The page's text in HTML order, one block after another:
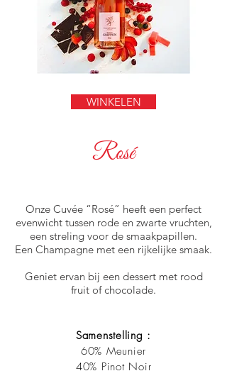
WINKELEN
Rosé
Onze Cuvée “Rosé” heeft een perfect
evenwicht tussen rode en zwarte vruchten,
een streling voor de smaakpapillen.
Een Champagne met een rijkelijke smaak.
Geniet ervan bij een dessert met rood
fruit of chocolade.
Samenstelling :
60% Meunier
40% Pinot Noir